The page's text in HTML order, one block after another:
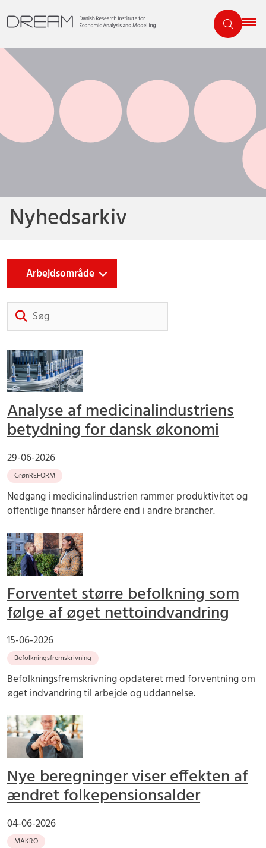
Nyhedsarkiv
Arbejdsområde
Analyse af medicinalindustriens
betydning for dansk økonomi
29-06-2026
GrønREFORM
Nedgang i medicinalindustrien rammer produktivitet og
offentlige finanser hårdere end i andre brancher.
Forventet større befolkning som
følge af øget nettoindvandring
15-06-2026
Befolkningsfremskrivning
Befolkningsfremskrivning opdateret med forventning om
øget indvandring til arbejde og uddannelse.
Nye beregninger viser effekten af
ændret folkepensionsalder
04-06-2026
MAKRO